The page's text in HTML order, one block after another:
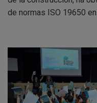
de normas ISO 19650 en